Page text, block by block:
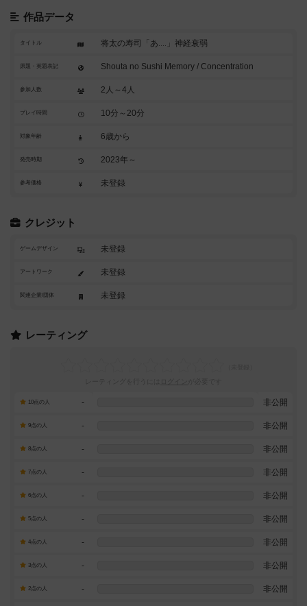
作品データ
タイトル 将太の寿司「あ‥‥」神経衰弱
原題・英題表記 Shouta no Sushi Memory / Concentration
参加人数 2人～4人
プレイ時間 10分～20分
対象年齢 6歳から
発売時期 2023年～
参考価格 未登録
クレジット
ゲームデザイン 未登録
アートワーク 未登録
関連企業/団体 未登録
レーティング
10点の人 - 非公開
9点の人 - 非公開
8点の人 - 非公開
7点の人 - 非公開
6点の人 - 非公開
5点の人 - 非公開
4点の人 - 非公開
3点の人 - 非公開
2点の人 - 非公開